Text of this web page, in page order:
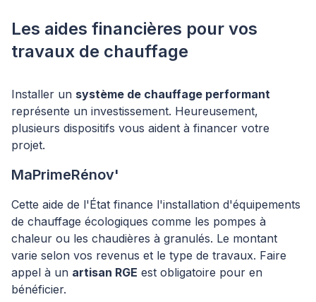
Les aides financières pour vos
travaux de chauffage
Installer un système de chauffage performant
représente un investissement. Heureusement,
plusieurs dispositifs vous aident à financer votre
projet.
MaPrimeRénov'
Cette aide de l'État finance l'installation d'équipements
de chauffage écologiques comme les pompes à
chaleur ou les chaudières à granulés. Le montant
varie selon vos revenus et le type de travaux. Faire
appel à un artisan RGE est obligatoire pour en
bénéficier.